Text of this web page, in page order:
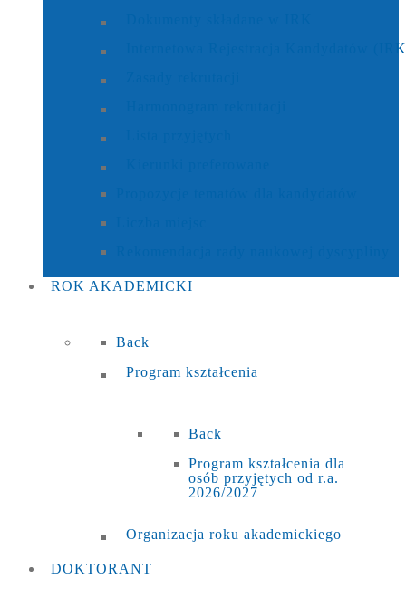
Internetowa Rejestracja Kandydatów
ROK AKADEMICKI
Back
Program kształcenia
Back
Program kształcenia dla
osób przyjętych od r.a.
2026/2027
Organizacja roku akademickiego
DOKTORANT